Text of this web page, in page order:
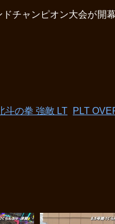
チャンピオン大会が開
斗の拳 強敵 LT
PLT